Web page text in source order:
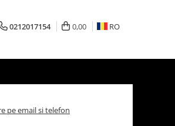
0212017154 0,00 RO
pe email si telefon